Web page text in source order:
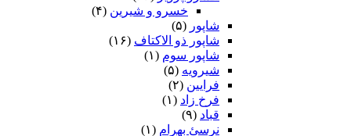
خسرو و شیرین (۴)
شاپور (۵)
شاپور ذو الاکتاف (۱۶)
شاپور سوم‏ (۱)
شیرویه (۵)
فرایین (۲)
فرخ زاد (۱)
قباد (۹)
نرسئ بهرام‏ (۱)